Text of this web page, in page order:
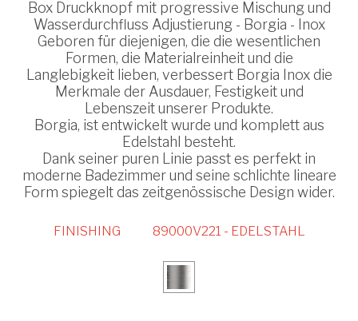
Box Druckknopf mit progressive Mischung und
Wasserdurchfluss Adjustierung - Borgia - Inox
Geboren für diejenigen, die die wesentlichen
Formen, die Materialreinheit und die
Langlebigkeit lieben, verbessert Borgia Inox die
Merkmale der Ausdauer, Festigkeit und
Lebenszeit unserer Produkte.
Borgia, ist entwickelt wurde und komplett aus
Edelstahl besteht.
Dank seiner puren Linie passt es perfekt in
moderne Badezimmer und seine schlichte lineare
Form spiegelt das zeitgenössische Design wider.
FINISHING 89000V221 - EDELSTAHL